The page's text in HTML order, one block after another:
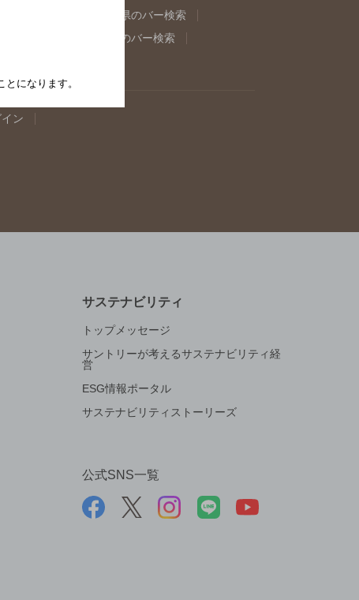
島根県のバー検索
佐賀県のバー検索
ン
サステナビリティ
トップメッセージ
サントリーが考えるサステナビリティ経
営
ESG情報ポータル
サステナビリティストーリーズ
公式SNS一覧
になります。